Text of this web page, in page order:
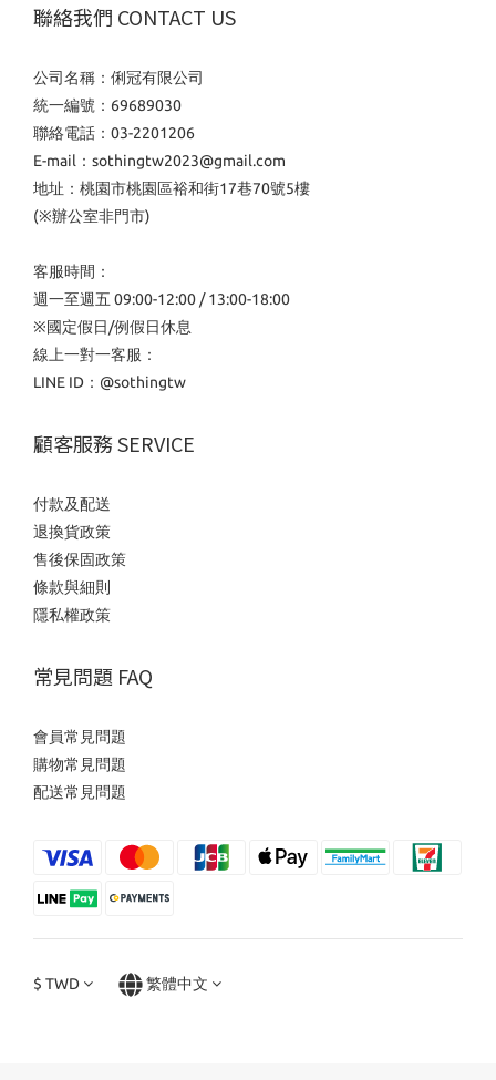
聯絡我們 CONTACT US
公司名稱：俐冠有限公司
統一編號：69689030
聯絡電話：03-2201206
E-mail：sothingtw2023@gmail.com
地址：桃園市桃園區裕和街17巷70號5樓
(※辦公室非門市)
客服時間：
週一至週五 09:00-12:00 / 13:00-18:00
※國定假日/例假日休息
線上一對一客服：
LINE ID： @sothingtw
顧客服務 SERVICE
付款及配送
退換貨政策
售後保固政策
條款與細則
隱私權政策
常見問題 FAQ
會員常見問題
購物常見問題
配送常見問題
$ TWD 繁體中文